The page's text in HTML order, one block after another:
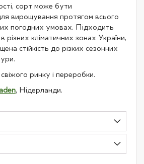
сорт може бути
вирощування протягом всього
погодних умовах. Підходить
різних кліматичних зонах України,
стійкість до різких сезонних
ринку і переробки.
, Нідерланди.